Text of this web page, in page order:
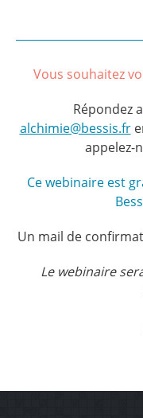
Vous souhaitez
Répondez
alchimie@bessis.fr
appelez-
Ce webinaire est
Un mail de
Le webinaire